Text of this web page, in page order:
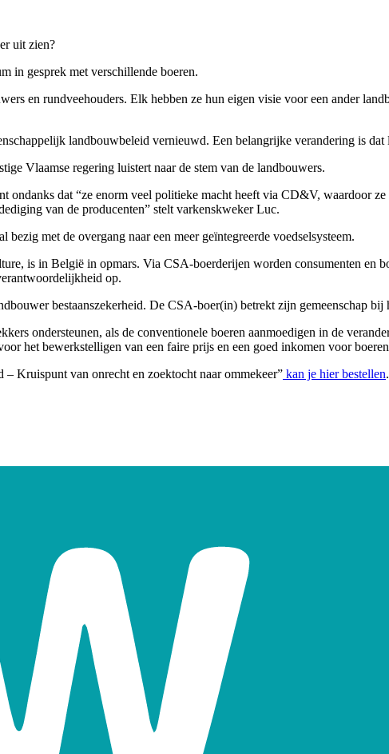
uit zien?
in gesprek met verschillende boeren.
en rundveehouders. Elk hebben ze hun eigen visie voor een ander
landbouwbeleid vernieuwd. Een belangrijke verandering is
Vlaamse regering luistert naar de stem van de landbouwers.
ondanks dat “ze enorm veel politieke macht heeft via CD&V, waardoor
van de producenten” stelt varkenskweker Luc.
met de overgang naar een meer geïntegreerde voedselsysteem.
is in België in opmars. Via CSA-boerderijen worden consumenten en
op.
bestaanszekerheid. De CSA-boer(in) betrekt zijn gemeenschap
ondersteunen, als de conventionele boeren aanmoedigen in de
het bewerkstelligen van een faire prijs en een goed inkomen voor
– Kruispunt van onrecht en zoektocht naar ommekeer” kan je hier bestellen.